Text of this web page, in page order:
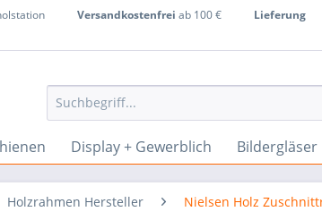
Versandkostenfrei ab 100 € Lieferung
Display + Gewerblich Bildergläser
Holzrahmen Hersteller Nielsen Holz